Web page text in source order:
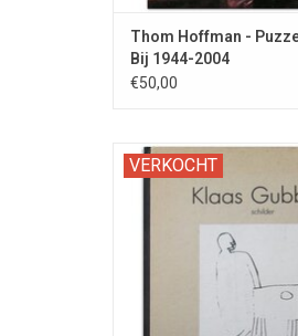
Thom Hoffman -
Bij 1944-2004
€50,00
VERKOCHT
Catalogus t.g.v. een
Amsterdamse Galerie